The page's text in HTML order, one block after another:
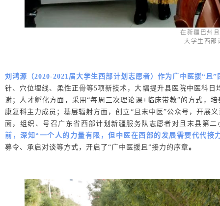
在新疆巴州
大学生西部
刘鸿源（2020-2021届大学生西部计划志愿者）作为广中医援“且
针、穴位埋线、柔性正骨等5项新技术，大幅提升县医院中医科
谢；人才孵化方面，采用“每周三次理论课+临床带教”的方式，
康复科主力成员；基层辐射方面，创立“且末中医”公众号，开展
面，组织、号召广东省西部计划新疆服务队志愿者对且末县第
前，深知“一个人的力量有限，但中医在西部的发展需要代代接
募令、承启对谈等方式，开启了“广中医援且”接力的序章。